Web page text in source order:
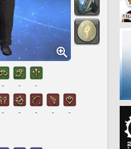
- - -
- - - - -